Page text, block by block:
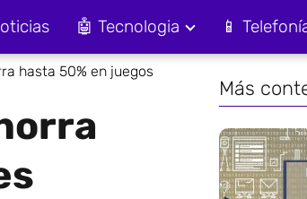
🤖 Tecnologia 📱
hasta 50% en juegos
Más